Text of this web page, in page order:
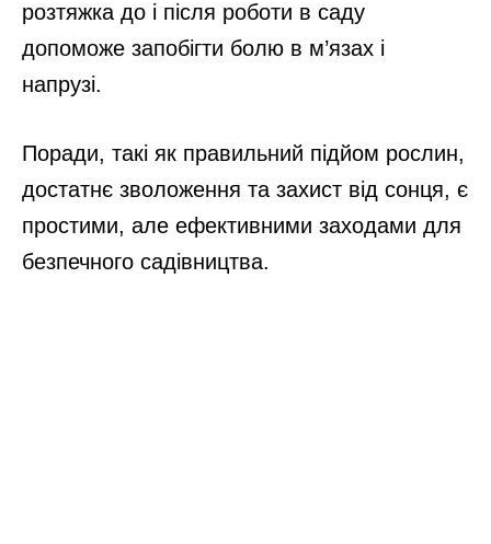
рослин, творчість, потрібна для створення
зелених насаджень, і можливість
працювати у власному темпі допомагають
рівновагу.